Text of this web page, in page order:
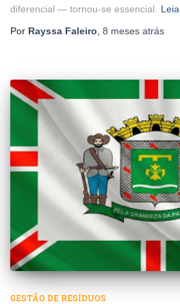
diferencial — tornou-se essencial.
Por Rayssa Faleiro 8 meses atrás
GESTÃO DE RESÍDUOS